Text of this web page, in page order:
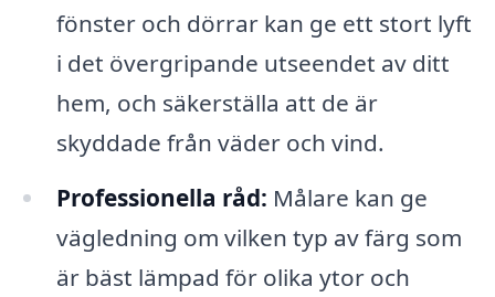
fönster och dörrar kan ge ett stort lyft
i det övergripande utseendet av ditt
hem, och säkerställa att de är
skyddade från väder och vind.
Professionella råd: Målare kan ge
vägledning om vilken typ av färg som
är bäst lämpad för olika ytor och